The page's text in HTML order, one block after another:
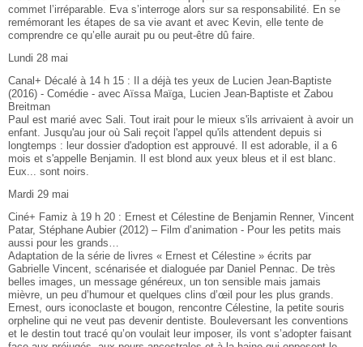
commet l’irréparable. Eva s’interroge alors sur sa responsabilité. En se
remémorant les étapes de sa vie avant et avec Kevin, elle tente de
comprendre ce qu’elle aurait pu ou peut-être dû faire.
Lundi 28 mai
Canal+ Décalé à 14 h 15 : Il a déjà tes yeux de Lucien Jean-Baptiste
(2016) - Comédie - avec Aïssa Maïga, Lucien Jean-Baptiste et Zabou
Breitman
Paul est marié avec Sali. Tout irait pour le mieux s'ils arrivaient à avoir un
enfant. Jusqu'au jour où Sali reçoit l'appel qu'ils attendent depuis si
longtemps : leur dossier d'adoption est approuvé. Il est adorable, il a 6
mois et s'appelle Benjamin. Il est blond aux yeux bleus et il est blanc.
Eux... sont noirs.
Mardi 29 mai
Ciné+ Famiz à 19 h 20 : Ernest et Célestine de Benjamin Renner, Vincent
Patar, Stéphane Aubier (2012) – Film d’animation - Pour les petits mais
aussi pour les grands…
Adaptation de la série de livres « Ernest et Célestine » écrits par
Gabrielle Vincent, scénarisée et dialoguée par Daniel Pennac. De très
belles images, un message généreux, un ton sensible mais jamais
mièvre, un peu d’humour et quelques clins d’œil pour les plus grands.
Ernest, ours iconoclaste et bougon, rencontre Célestine, la petite souris
orpheline qui ne veut pas devenir dentiste. Bouleversant les conventions
et le destin tout tracé qu’on voulait leur imposer, ils vont s’adopter faisant